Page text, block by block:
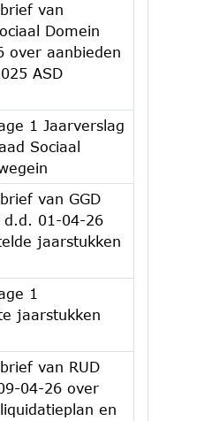
van
Domein
over aanbieden
ASD
1 Jaarverslag
Sociaal
van GGD
d.d. 01-04-26
jaarstukken
1
jaarstukken
van RUD
04-26 over
en